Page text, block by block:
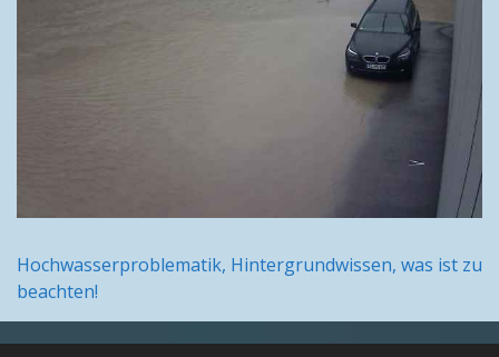
Hochwasserproblematik, Hintergrundwissen, was ist zu
beachten!